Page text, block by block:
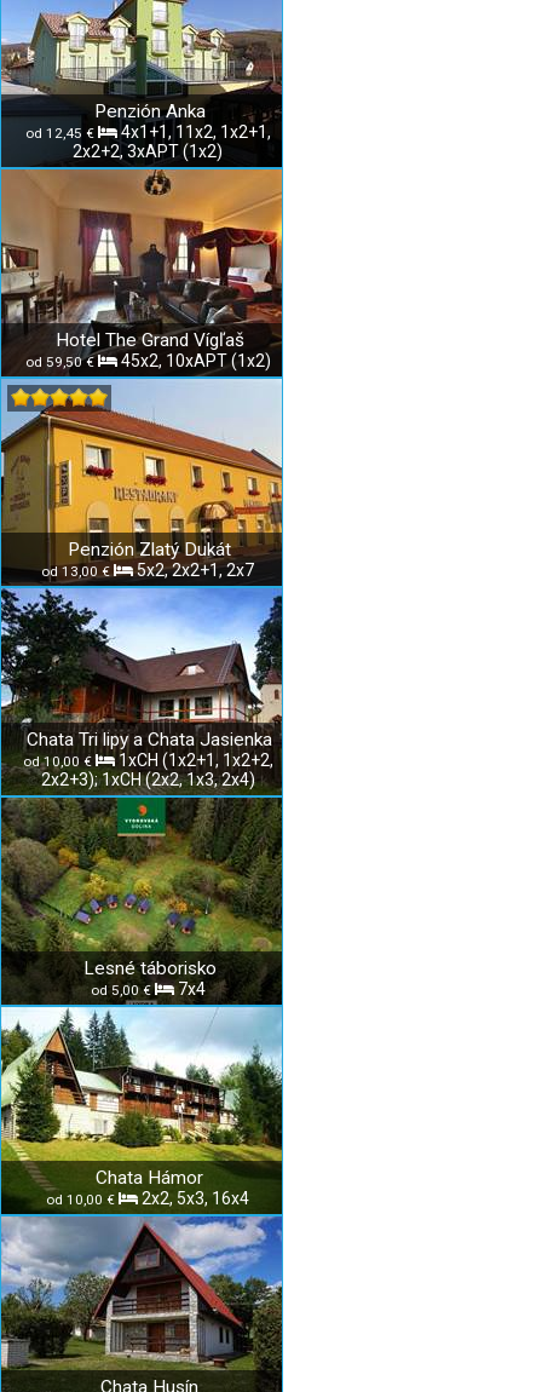
Penzión Anka
od 12,45 €
4x1+1, 11x2, 1x2+1,
2x2+2, 3xAPT (1x2)
Hotel The Grand Vígľaš
od 59,50 € 45x2, 10xAPT (1x2)
Penzión Zlatý Dukát
od 13,00 € 5x2, 2x2+1, 2x7
Chata Tri lipy a Chata Jasienka
od 10,00 €
1xCH (1x2+1, 1x2+2,
2x2+3); 1xCH (2x2, 1x3, 2x4)
Lesné táborisko
od 5,00 € 7x4
Chata Hámor
od 10,00 € 2x2, 5x3, 16x4
Chata Husín